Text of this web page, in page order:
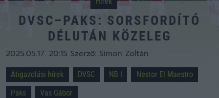
DVSC–PAKS: SORSFORDÍTÓ
DÉLUTÁN KÖZELEG
2025.05.17. 20:15 Szerző: Simon Zoltán
Átigazolási hírek DVSC NB I
Nestor El Maestro
Paks
Vas Gábor